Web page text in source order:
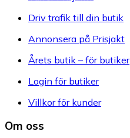
Driv trafik till din butik
Annonsera på Prisjakt
Årets butik – för butiker
Login för butiker
Villkor för kunder
Om oss